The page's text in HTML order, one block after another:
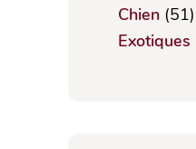
Chien (51)
Exotiques